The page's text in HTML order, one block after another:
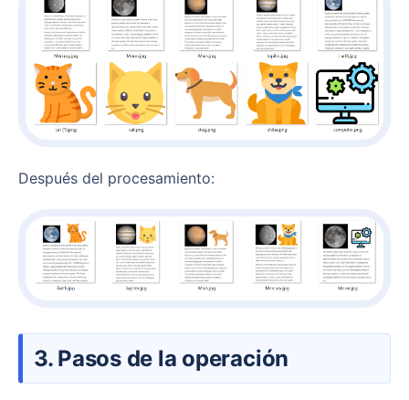
Después del procesamiento:
3. Pasos de la operación